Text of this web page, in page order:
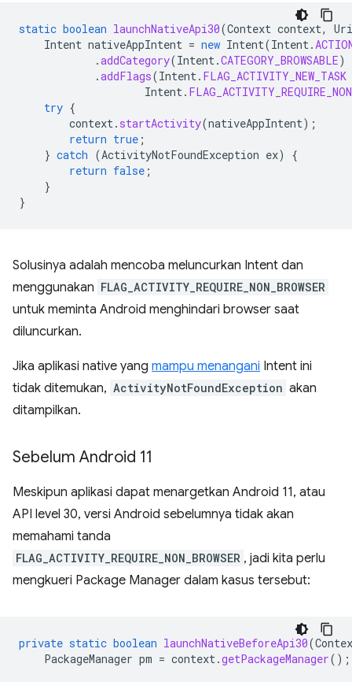
static boolean launchNativeApi30(Context context,
Uri
Intent nativeAppIntent = new Intent(Intent.
.addCategory(Intent.CATEGORY_BROWSABLE)
.addFlags(Intent. FLAG_ACTIVITY_NEW_TASK
Intent.
try {
context. startActivity(nativeAppIntent);
return true ;
} catch (ActivityNotFoundException ex)
{
return false ;
}
}
Solusinya adalah mencoba meluncurkan Intent dan
menggunakan FLAG_ACTIVITY_REQUIRE_NON_BROWSER
untuk meminta Android menghindari browser saat
diluncurkan.
Jika aplikasi native yang mampu menangani Intent ini
tidak ditemukan, ActivityNotFoundException akan
ditampilkan.
Sebelum Android 11
Meskipun aplikasi dapat menargetkan Android 11, atau
API level 30, versi Android sebelumnya tidak akan
memahami tanda
FLAG_ACTIVITY_REQUIRE_NON_BROWSER , jadi kita perlu
mengkueri Package Manager dalam kasus tersebut:
private static boolean launchNativeBeforeApi30(
PackageManager pm = context.getPackageManager();